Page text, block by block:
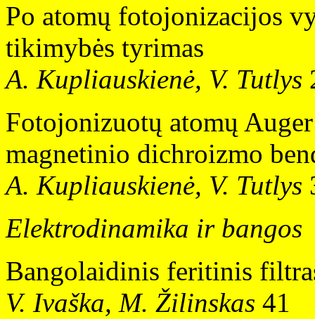
Po atomų fotojonizacijos
tikimybės tyrimas
A. Kupliauskienė, V. Tutlys
Fotojonizuotų atomų
magnetinio dichroizmo
A. Kupliauskienė, V. Tutlys
Elektrodinamika ir bangos
Bangolaidinis feritinis
V. Ivaška, M. Žilinskas 41